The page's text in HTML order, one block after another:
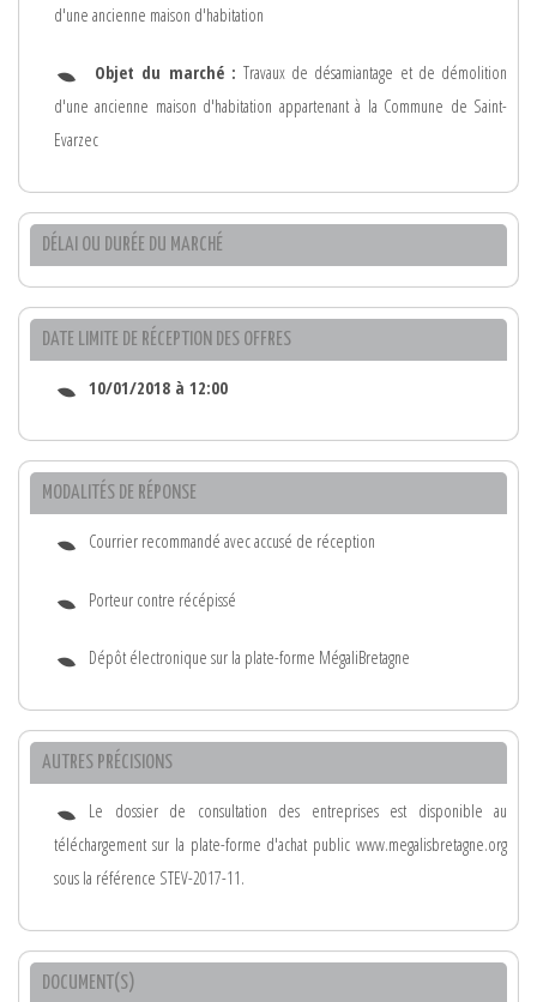
d'une ancienne maison d'habitation
Objet du marché :Travaux de désamiantage et de démolition
d'une ancienne maison d'habitation appartenant à la Commune de Saint-
Evarzec
DÉLAI OU DURÉE DU MARCHÉ
DATE LIMITE DE RÉCEPTION DES OFFRES
10/01/2018 à 12:00
MODALITÉS DE RÉPONSE
Courrier recommandé avec accusé de réception
Porteur contre récépissé
Dépôt électronique sur la plate-forme MégaliBretagne
AUTRES PRÉCISIONS
Le dossier de consultation des entreprises est disponible au
téléchargement sur la plate-forme d'achat public www.megalisbretagne.org
sous la référence STEV-2017-11.
DOCUMENT(S)